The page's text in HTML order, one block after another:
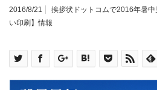
2016/8/21 挨拶状ドットコムで2016年暑中
い印刷】情報